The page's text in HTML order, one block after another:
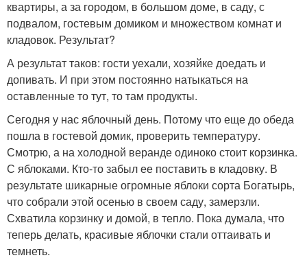
квартиры, а за городом, в большом доме, в саду, с
подвалом, гостевым домиком и множеством комнат и
кладовок. Результат?
А результат таков: гости уехали, хозяйке доедать и
допивать. И при этом постоянно натыкаться на
оставленные то тут, то там продукты.
Сегодня у нас яблочный день. Потому что еще до обеда
пошла в гостевой домик, проверить температуру.
Смотрю, а на холодной веранде одиноко стоит корзинка.
С яблоками. Кто-то забыл ее поставить в кладовку. В
результате шикарные огромные яблоки сорта Богатырь,
что собрали этой осенью в своем саду, замерзли.
Схватила корзинку и домой, в тепло. Пока думала, что
теперь делать, красивые яблочки стали оттаивать и
темнеть.